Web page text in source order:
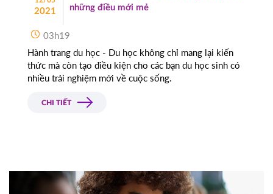
2021
những điều mới mẻ
03h19
Hành trang du học - Du học không chỉ mang lại kiến
thức mà còn tạo điều kiện cho các bạn du học sinh có
nhiều trải nghiệm mới về cuộc sống.
CHI TIẾT